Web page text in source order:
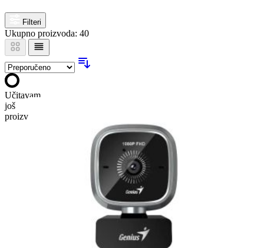
Filteri
Ukupno proizvoda: 40
Učitavam
još
proizvoda…